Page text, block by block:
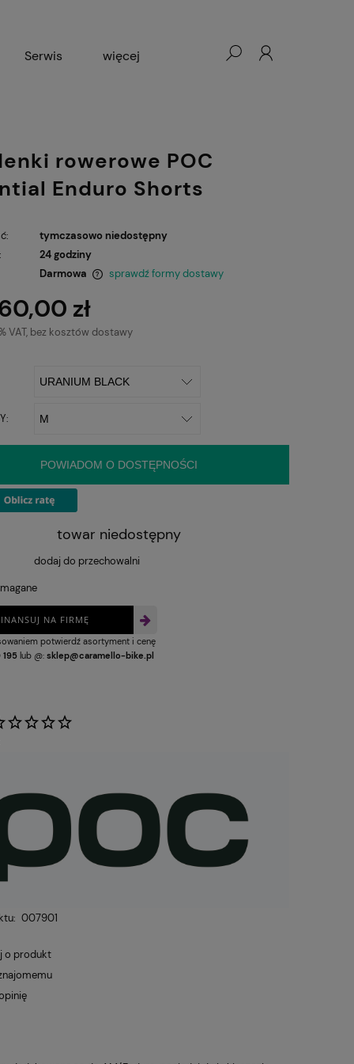
Serwis więcej
POWIADOM O DOSTĘPNOŚCI
rowerowe POC
Enduro Shorts
tymczasowo niedostępny
24 godziny
Darmowa
kosztów
sprawdź formy dostawy
zł
VAT, bez kosztów dostawy
POWIADOM O DOSTĘPNOŚCI
towar niedostępny
dodaj do przechowalni
NA FIRMĘ
potwierdź asortyment i cenę
195 lub @:sklep@caramello-bike.pl
007901
o produkt